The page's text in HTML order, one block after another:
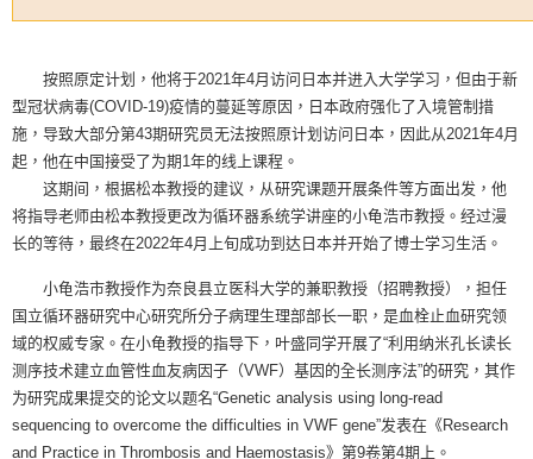
按照原定计划，他将于2021年4月访问日本并进入大学学习，但由于新
型冠状病毒(COVID-19)疫情的蔓延等原因，日本政府强化了入境管制措
施，导致大部分第43期研究员无法按照原计划访问日本，因此从2021年4月
起，他在中国接受了为期1年的线上课程。
这期间，根据松本教授的建议，从研究课题开展条件等方面出发，他
将指导老师由松本教授更改为循环器系统学讲座的小龟浩市教授。经过漫
长的等待，最终在2022年4月上旬成功到达日本并开始了博士学习生活。
小龟浩市教授作为奈良县立医科大学的兼职教授（招聘教授），担任
国立循环器研究中心研究所分子病理生理部部长一职，是血栓止血研究领
域的权威专家。在小龟教授的指导下，叶盛同学开展了“利用纳米孔长读长
测序技术建立血管性血友病因子（VWF）基因的全长测序法”的研究，其作
为研究成果提交的论文以题名“Genetic analysis using long-read
sequencing to overcome the difficulties in VWF gene”发表在《 Research
and Practice in Thrombosis and Haemostasis》第9卷第4期上。